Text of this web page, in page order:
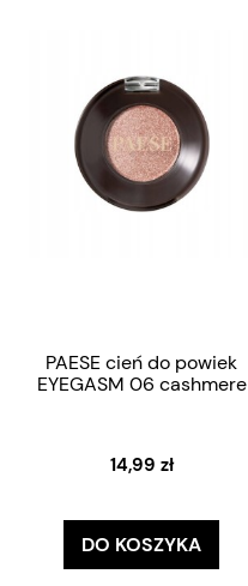
PAESE cień do powiek
EYEGASM 06 cashmere
14,99 zł
DO KOSZYKA